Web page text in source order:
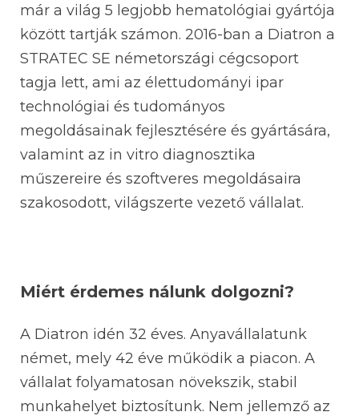
már a világ 5 legjobb hematológiai gyártója
között tartják számon. 2016-ban a Diatron a
STRATEC SE németországi cégcsoport
tagja lett, ami az élettudományi ipar
technológiai és tudományos
megoldásainak fejlesztésére és gyártására,
valamint az in vitro diagnosztika
műszereire és szoftveres megoldásaira
szakosodott, világszerte vezető vállalat.
Miért érdemes nálunk dolgozni?
A Diatron idén 32 éves. Anyavállalatunk
német, mely 42 éve működik a piacon. A
vállalat folyamatosan növekszik, stabil
munkahelyet biztosítunk. Nem jellemző az